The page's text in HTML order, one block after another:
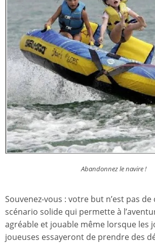
Abandonnez le navire !
Souvenez-vous : votre but n’est pas
scénario solide qui permette à
agréable et jouable même lorsque les
joueuses essayeront de prendre des